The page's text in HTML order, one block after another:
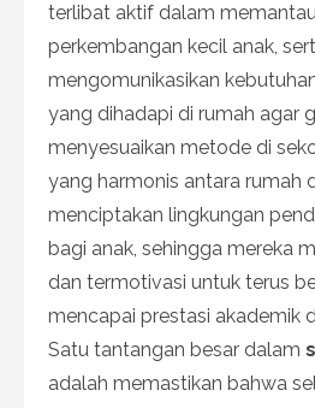
terlibat aktif dalam
perkembangan kecil anak,
mengomunikasikan
yang dihadapi di rumah agar
menyesuaikan metode di
yang harmonis antara rumah
menciptakan lingkungan
bagi anak, sehingga mereka
dan termotivasi untuk terus
mencapai prestasi akademik
Satu tantangan besar dalam
adalah memastikan bahwa